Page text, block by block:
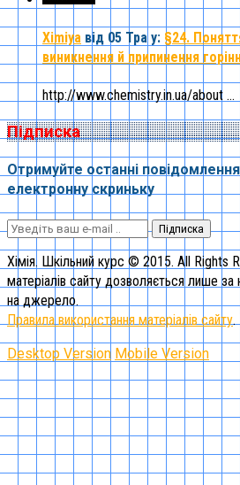
Ximiya від 05 Тра у: §24.
виникнення й припинення
http://www.chemistry.in.ua/about ...
Підписка
Отримуйте останні
електронну скриньку
Підписка
Хімія. Шкільний курс © 2015. All Rights
матеріалів сайту дозволяється лише за
на джерело.
Правила використання матеріалів сайту.
Desktop Version Mobile Version